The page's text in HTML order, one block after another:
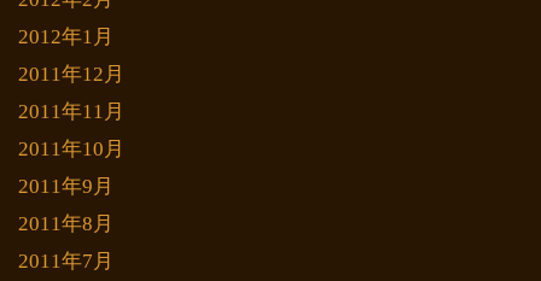
2012年1月
2011年12月
2011年11月
2011年10月
2011年9月
2011年8月
2011年7月